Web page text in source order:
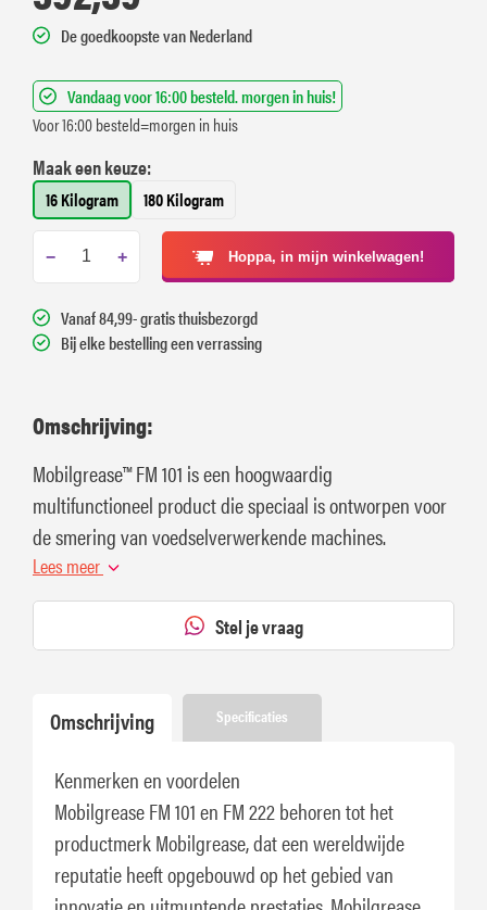
De goedkoopste van Nederland
Vandaag voor 16:00 besteld. morgen in huis!
Voor 16:00 besteld=morgen in huis
Maak een keuze:
16 Kilogram 180 Kilogram
− + Hoppa, in mijn winkelwagen!
Vanaf 84,99- gratis thuisbezorgd
Bij elke bestelling een verrassing
Omschrijving:
Mobilgrease™ FM 101 is een hoogwaardig
multifunctioneel product die speciaal is ontworpen voor
de smering van voedselverwerkende machines.
Lees meer
Stel je vraag
Omschrijving Specificaties
Kenmerken en voordelen
Mobilgrease FM 101 en FM 222 behoren tot het
productmerk Mobilgrease, dat een wereldwijde
reputatie heeft opgebouwd op het gebied van